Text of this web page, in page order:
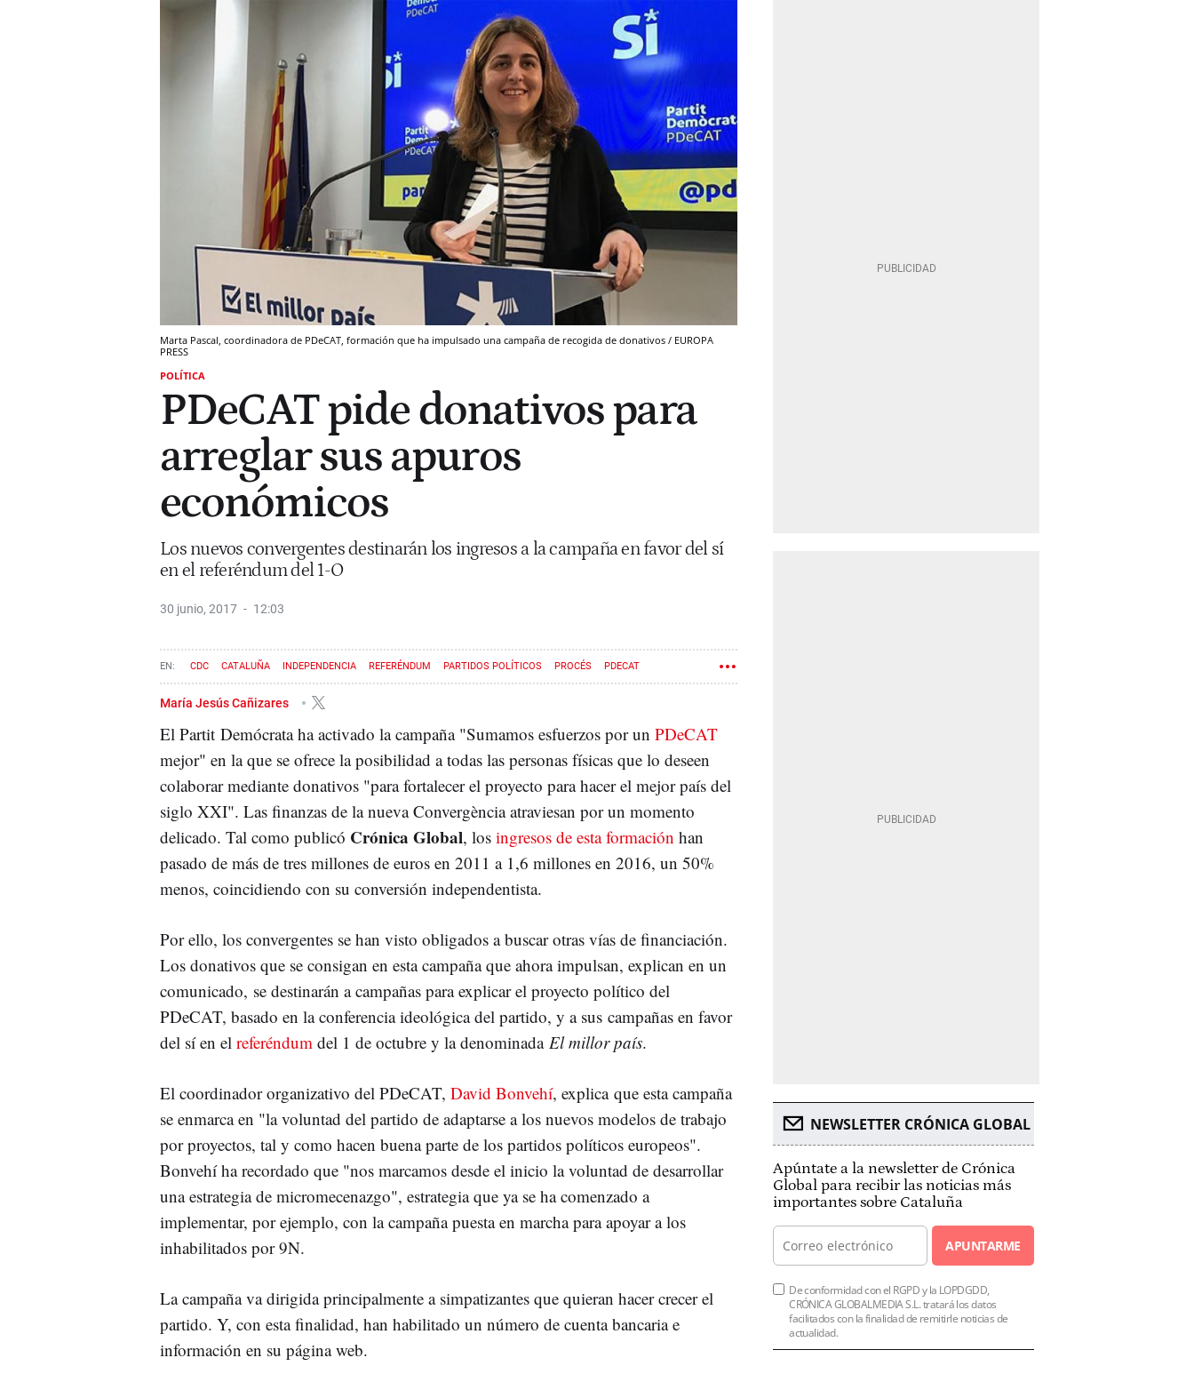
Marta Pascal, coordinadora de PDeCAT, formación que ha impulsado una campaña de recogida de donativos / EUROPA
PRESS
POLÍTICA
PDeCAT pide donativos para
arreglar sus apuros
económicos
Los nuevos convergentes destinarán los ingresos a la campaña en favor del sí
en el referéndum del 1-O
30 junio, 2017 12:03
CDC CATALUÑA INDEPENDENCIA REFERÉNDUM PARTIDOS POLÍTICOS PROCÉS PDECAT
DONACIONES
María Jesús Cañizares
El Partit Demócrata ha activado la campaña "Sumamos esfuerzos por un PDeCAT
mejor" en la que se ofrece la posibilidad a todas las personas físicas que lo deseen
colaborar mediante donativos "para fortalecer el proyecto para hacer el mejor país del
siglo XXI". Las finanzas de la nueva Convergència atraviesan por un momento
delicado. Tal como publicó Crónica Global, los ingresos de esta formación han
pasado de más de tres millones de euros en 2011 a 1,6 millones en 2016, un 50%
menos, coincidiendo con su conversión independentista.
Por ello, los convergentes se han visto obligados a buscar otras vías de financiación.
Los donativos que se consigan en esta campaña que ahora impulsan, explican en un
comunicado, se destinarán a campañas para explicar el proyecto político del
PDeCAT, basado en la conferencia ideológica del partido, y a sus campañas en favor
del sí en el referéndum del 1 de octubre y la denominada El millor país.
El coordinador organizativo del PDeCAT, David Bonvehí, explica que esta campaña
se enmarca en "la voluntad del partido de adaptarse a los nuevos modelos de trabajo
por proyectos, tal y como hacen buena parte de los partidos políticos europeos".
Bonvehí ha recordado que "nos marcamos desde el inicio la voluntad de desarrollar
una estrategia de micromecenazgo", estrategia que ya se ha comenzado a
implementar, por ejemplo, con la campaña puesta en marcha para apoyar a los
inhabilitados por 9N.
La campaña va dirigida principalmente a simpatizantes que quieran hacer crecer el
partido. Y, con esta finalidad, han habilitado un número de cuenta bancaria e
información en su página web.
NEWSLETTER CRÓNICA GLOBAL
Apúntate a la newsletter de Crónica
Global para recibir las noticias más
importantes sobre Cataluña
APUNTARME
De conformidad con el RGPD y la LOPDGDD,
CRÓNICA GLOBALMEDIA S.L. tratará los datos
facilitados con la finalidad de remitirle noticias de
actualidad.